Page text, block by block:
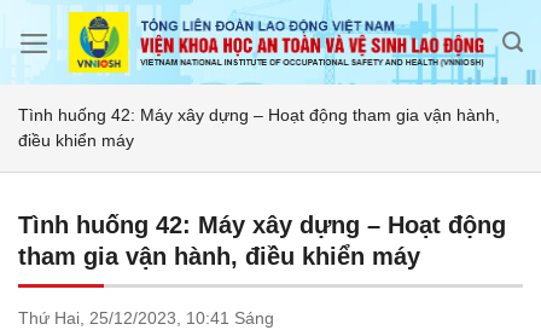
Tình huống 42: Máy xây dựng – Hoạt động tham gia vận hành,
điều khiển máy
Tình huống 42: Máy xây dựng – Hoạt động
tham gia vận hành, điều khiển máy
Thứ Hai, 25/12/2023, 10:41 Sáng